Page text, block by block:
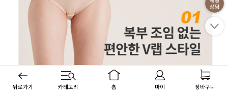
뒤로가기 카테고리 홈 마이 장바구니